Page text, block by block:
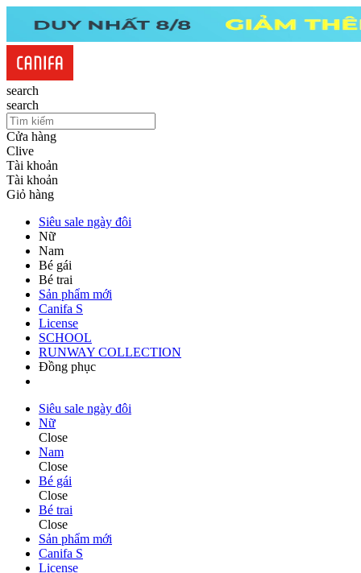
search
search
Cửa hàng
Clive
Tài khoản
Tài khoản
Giỏ hàng
Siêu sale ngày đôi
Nữ
Nam
Bé gái
Bé trai
Sản phẩm mới
Canifa S
License
SCHOOL
RUNWAY COLLECTION
Đồng phục
Siêu sale ngày đôi
Nữ
Close
Nam
Close
Bé gái
Close
Bé trai
Close
Sản phẩm mới
Canifa S
License